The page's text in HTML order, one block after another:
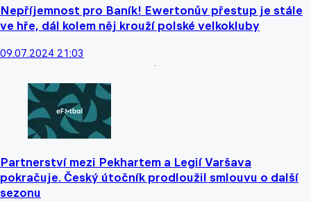
Nepříjemnost pro Baník! Ewertonův přestup je stále
ve hře, dál kolem něj krouží polské velkokluby
09.07.2024 21:03
Partnerství mezi Pekhartem a Legií Varšava
pokračuje. Český útočník prodloužil smlouvu o další
sezonu